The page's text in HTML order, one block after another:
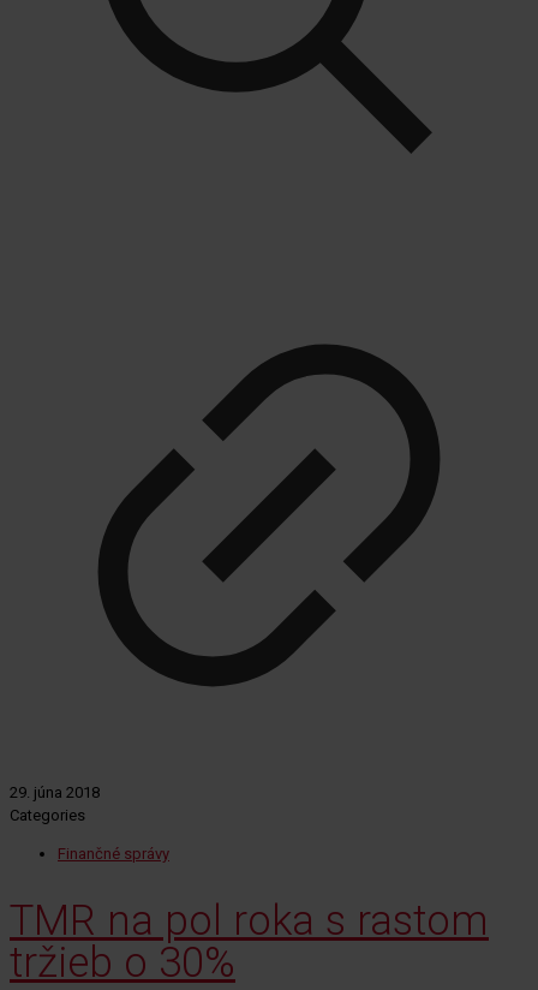
29. júna 2018
Categories
Finančné správy
TMR na pol roka s rastom
tržieb o 30%